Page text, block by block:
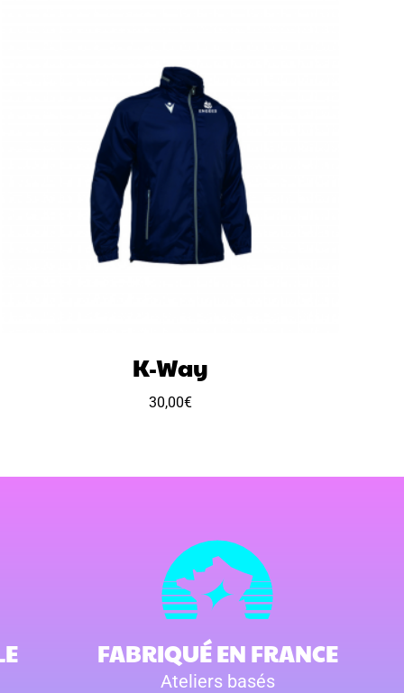
K-Way
30,00€
FABRIQUÉ EN FRANCE
Ateliers basés